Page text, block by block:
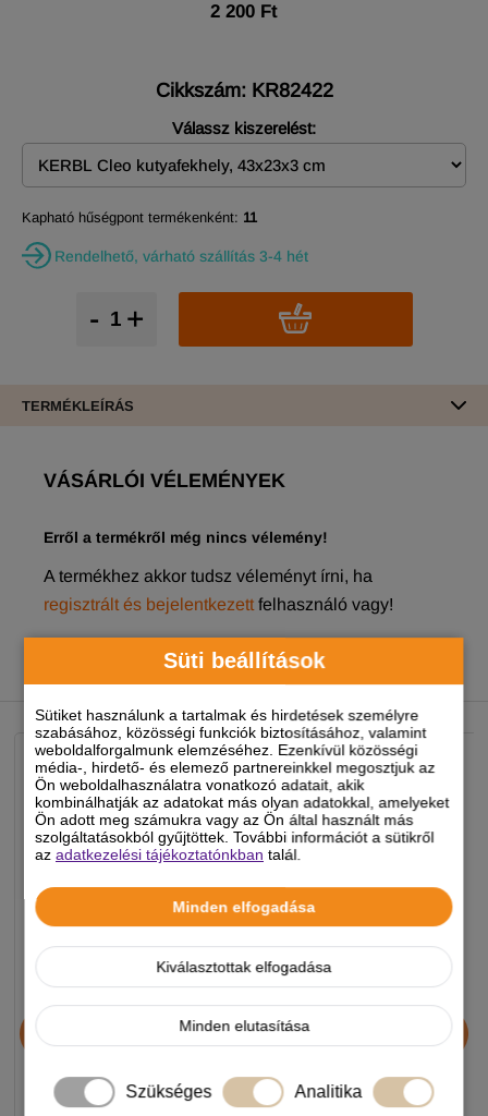
Süti beállítások
Sütiket használunk a tartalmak és hirdetések személyre
szabásához, közösségi funkciók biztosításához, valamint
weboldalforgalmunk elemzéséhez. Ezenkívül közösségi
média-, hirdető- és elemező partnereinkkel megosztjuk az
Ön weboldalhasználatra vonatkozó adatait, akik
kombinálhatják az adatokat más olyan adatokkal, amelyeket
Ön adott meg számukra vagy az Ön által használt más
szolgáltatásokból gyűjtöttek. További információt a sütikről
azadatkezelési tájékoztatónkban talál.
Minden elfogadása
Kiválasztottak elfogadása
Minden elutasítása
Szükséges Analitika
2 200 Ft
Cikkszám: KR82422
Válassz kiszerelést:
Kapható hűségpont termékenként: 11
Rendelhető, várható szállítás 3-4 hét
+
-
TERMÉKLEÍRÁS
VÁSÁRLÓI VÉLEMÉNYEK
Erről a termékről még nincs vélemény!
A termékhez akkor tudsz véleményt írni, ha
regisztrált és bejelentkezett felhasználó vagy!
Chicopee HNL Protein Bar
jutalomfalat 25g
JosiDog Economy
kutyatáp 15+3kg